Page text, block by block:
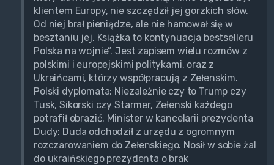
klientem Europy, nie szczędził jej gorzkich słów.
Od niej brał pieniądze, ale nie hamował się w
besztaniu jej. Książka to kontynuacja bestselleru
Polska na wojnie”. Jest zapisem wielu rozmów z
polskimi i europejskimi politykami, oraz z
Ukraińcami, którzy współpracują z Zełenskim.
Polski dyplomata: Niezależnie czy to Trump czy
Tusk, Sikorski czy Starmer, Zełenski każdego
potrafił obrazić. Minister w kancelarii prezydenta
Dudy: Duda odchodził z urzędu z ogromnym
rozczarowaniem do Zełenskiego. Nosił w sobie żal
do ukraińskiego prezydenta o brak